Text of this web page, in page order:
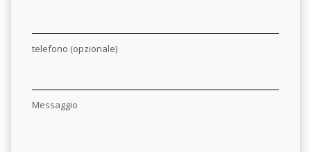
telefono (opzionale)
Messaggio